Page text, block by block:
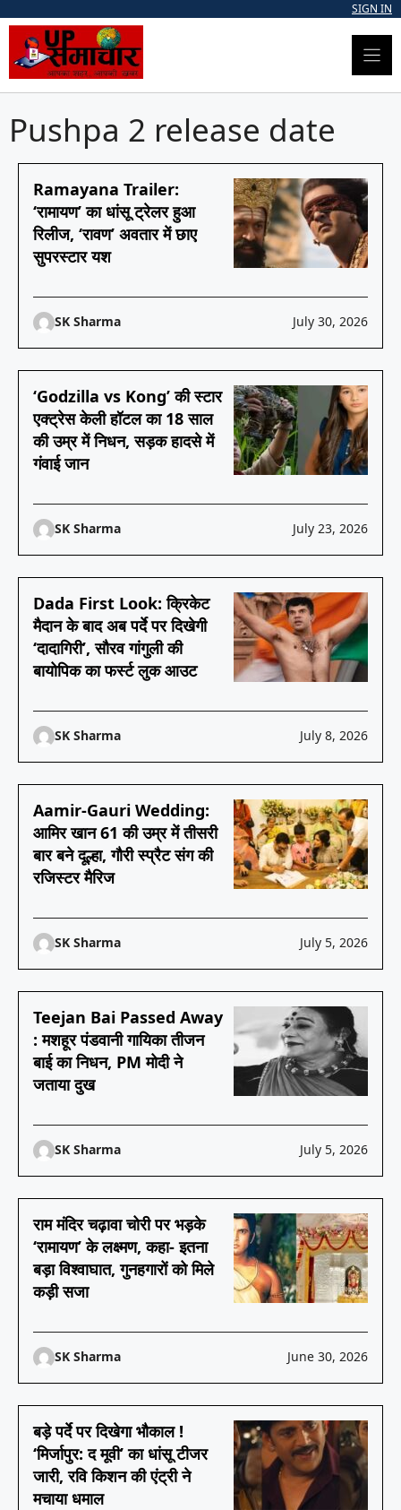
content
SIGN IN
Pushpa 2 release date
Ramayana Trailer:
‘रामायण’ का धांसू ट्रेलर हुआ
रिलीज, ‘रावण’ अवतार में छाए
सुपरस्टार यश
SK Sharma July 30, 2026
‘Godzilla vs Kong’ की स्टार
एक्ट्रेस केली हॉटल का 18 साल
की उम्र में निधन, सड़क हादसे में
गंवाई जान
SK Sharma July 23, 2026
Dada First Look: क्रिकेट
मैदान के बाद अब पर्दे पर दिखेगी
‘दादागिरी’, सौरव गांगुली की
बायोपिक का फर्स्ट लुक आउट
SK Sharma July 8, 2026
Aamir-Gauri Wedding:
आमिर खान 61 की उम्र में तीसरी
बार बने दूल्हा, गौरी स्प्रैट संग की
रजिस्टर मैरिज
SK Sharma July 5, 2026
Teejan Bai Passed Away
: मशहूर पंडवानी गायिका तीजन
बाई का निधन, PM मोदी ने
जताया दुख
SK Sharma July 5, 2026
राम मंदिर चढ़ावा चोरी पर भड़के
‘रामायण’ के लक्ष्मण, कहा- इतना
बड़ा विश्वाघात, गुनहगारों को मिले
कड़ी सजा
SK Sharma June 30, 2026
बड़े पर्दे पर दिखेगा भौकाल !
‘मिर्जापुर: द मूवी’ का धांसू टीजर
जारी, रवि किशन की एंट्री ने
मचाया धमाल